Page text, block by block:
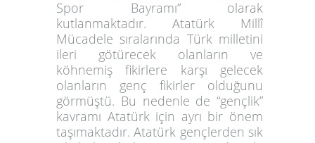
Spor Bayramı” olarak
kutlanmaktadır. Atatürk Millî
Mücadele sıralarında Türk milletini
ileri götürecek olanların ve
köhnemiş fikirlere karşı gelecek
olanların genç fikirler olduğunu
görmüştü. Bu nedenle de “gençlik”
kavramı Atatürk için ayrı bir önem
taşımaktadır. Atatürk gençlerden sık